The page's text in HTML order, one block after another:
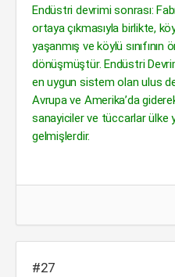
Endüstri devrimi sonrası:
ortaya çıkmasıyla birlikte,
yaşanmış ve köylü sınıfının
dönüşmüştür. Endüstri
en uygun sistem olan ulus
Avrupa ve Amerika’da
sanayiciler ve tüccarlar ülke
gelmişlerdir.
#27